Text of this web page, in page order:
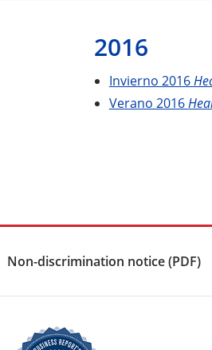
2016
Invierno 2016
Verano 2016
Non-discrimination notice (PDF)